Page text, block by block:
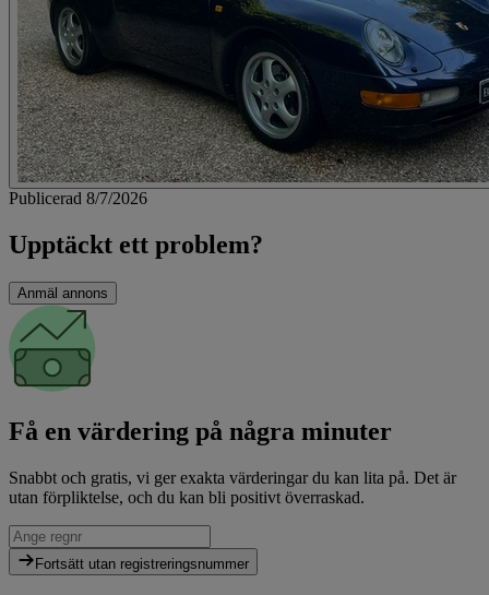
Publicerad 8/7/2026
Upptäckt ett problem?
Anmäl annons
Få en värdering på några minuter
Snabbt och gratis, vi ger exakta värderingar du kan lita på. Det är
utan förpliktelse, och du kan bli positivt överraskad.
Fortsätt utan registreringsnummer